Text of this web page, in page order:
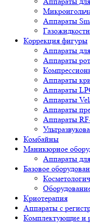
Аппараты
Коррекция фигуры
Аппараты
Аппараты
Аппараты
Аппараты
Аппараты
Аппараты
Аппараты
Комбайны
Маникюрное
Аппараты
Базовое
Криотерапия
Аппараты c
Комплектующие и